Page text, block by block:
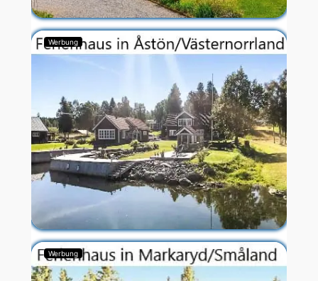
Werbung
Werbung